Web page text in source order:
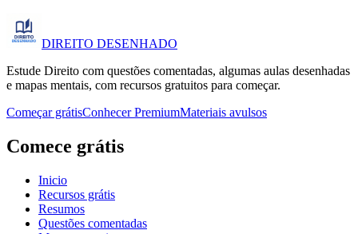
DIREITO DESENHADO
Estude Direito com questões comentadas, algumas aulas desenhadas
e mapas mentais, com recursos gratuitos para começar.
Começar grátisConhecer PremiumMateriais avulsos
Comece grátis
Inicio
Recursos grátis
Resumos
Questões comentadas